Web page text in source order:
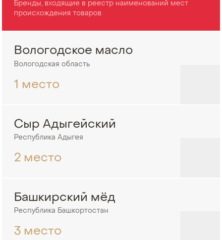
Бренды, входящие в реестр наименований мест
происхождения товаров
Вологодское масло
Вологодская область
1 место
Сыр Адыгейский
Республика Адыгея
2 место
Башкирский мёд
Республика Башкортостан
3 место